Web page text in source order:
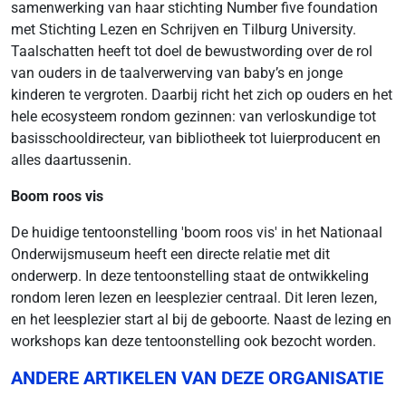
samenwerking van haar stichting Number five foundation
met Stichting Lezen en Schrijven en Tilburg University.
Taalschatten heeft tot doel de bewustwording over de rol
van ouders in de taalverwerving van baby’s en jonge
kinderen te vergroten. Daarbij richt het zich op ouders en het
hele ecosysteem rondom gezinnen: van verloskundige tot
basisschooldirecteur, van bibliotheek tot luierproducent en
alles daartussenin.
Boom roos vis
De huidige tentoonstelling 'boom roos vis' in het Nationaal
Onderwijsmuseum heeft een directe relatie met dit
onderwerp. In deze tentoonstelling staat de ontwikkeling
rondom leren lezen en leesplezier centraal. Dit leren lezen,
en het leesplezier start al bij de geboorte. Naast de lezing en
workshops kan deze tentoonstelling ook bezocht worden.
ANDERE ARTIKELEN VAN DEZE ORGANISATIE